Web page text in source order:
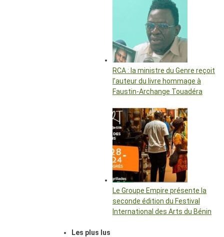
RCA : la ministre du Genre reçoit
l’auteur du livre hommage à
Faustin-Archange Touadéra
Le Groupe Empire présente la
seconde édition du Festival
International des Arts du Bénin
Les plus lus